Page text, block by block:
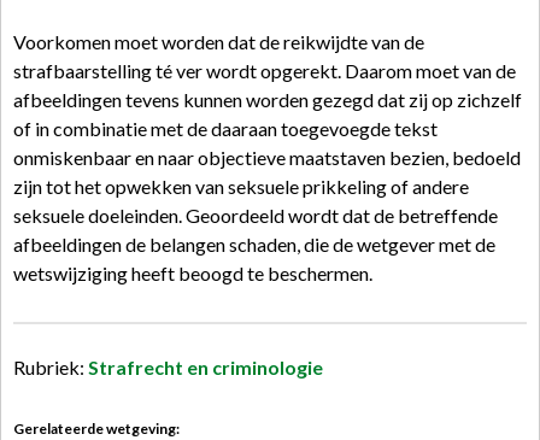
Voorkomen moet worden dat de reikwijdte van de
strafbaarstelling té ver wordt opgerekt. Daarom moet van de
afbeeldingen tevens kunnen worden gezegd dat zij op zichzelf
of in combinatie met de daaraan toegevoegde tekst
onmiskenbaar en naar objectieve maatstaven bezien, bedoeld
zijn tot het opwekken van seksuele prikkeling of andere
seksuele doeleinden. Geoordeeld wordt dat de betreffende
afbeeldingen de belangen schaden, die de wetgever met de
wetswijziging heeft beoogd te beschermen.
Rubriek: Strafrecht en criminologie
Gerelateerde wetgeving: